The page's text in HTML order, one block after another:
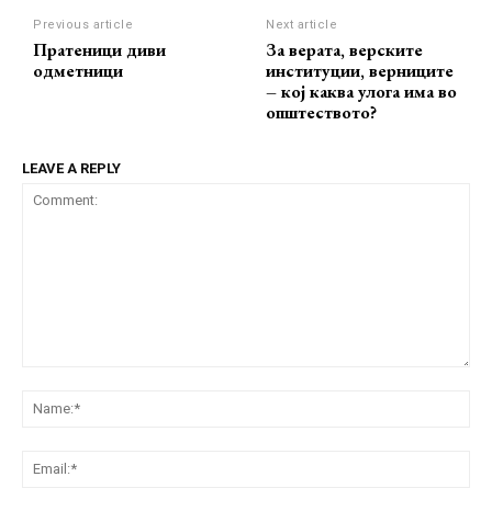
Previous article
Пратеници диви
одметници
Next article
За верата, верските
институции, верниците
– кој каква улога има во
општеството?
LEAVE A REPLY